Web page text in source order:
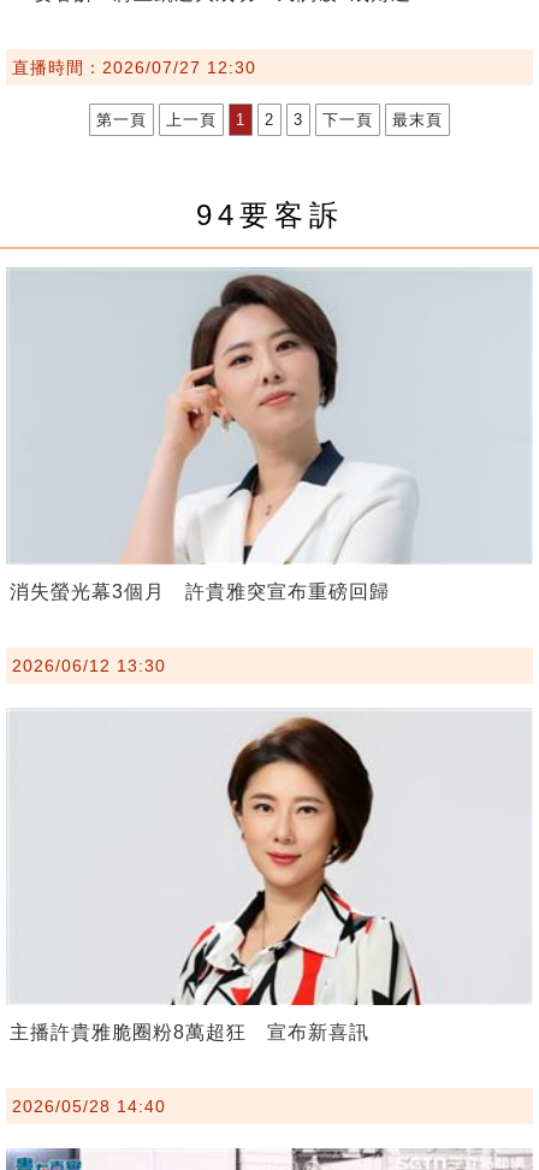
直播時間：2026/07/27 12:30
第一頁 上一頁 1 2 3 下一頁 最末頁
94要客訴
消失螢光幕3個月 許貴雅突宣布重磅回歸
2026/06/12 13:30
主播許貴雅脆圈粉8萬超狂 宣布新喜訊
2026/05/28 14:40